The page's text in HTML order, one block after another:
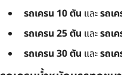
รถเครน 10 ตัน และรถเ
รถเครน 25 ตัน และรถเ
รถเครน 30 ตัน และรถเ